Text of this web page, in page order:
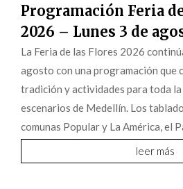
Programación Feria
2026 – Lunes 3 de
La Feria de las Flores 2026
agosto con una programación que
tradición y actividades para toda
escenarios de Medellín. Los
comunas Popular y La América, el
leer más